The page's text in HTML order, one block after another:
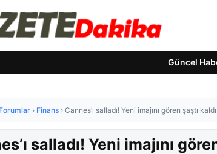
Güncel
Forumlar › Finans › Cannes’ı salladı! Yeni imajını gören şaştı kaldı
salladı! Yeni imajını